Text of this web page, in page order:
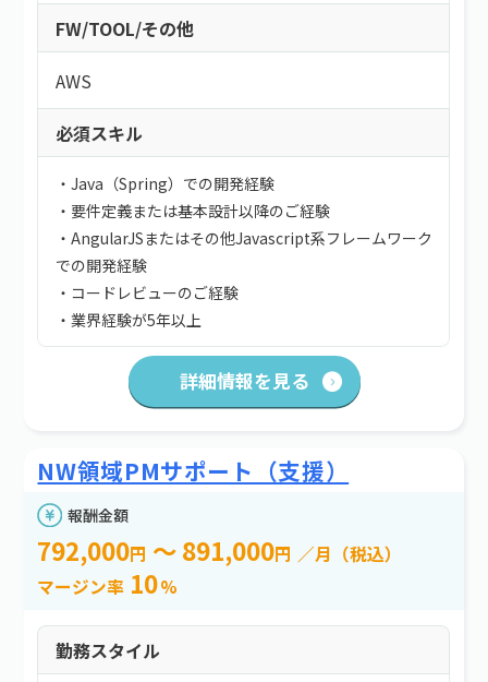
FW/TOOL/その他
AWS
必須スキル
・Java（Spring）での開発経験
・要件定義または基本設計以降のご経験
・AngularJSまたはその他Javascript系フレームワーク
での開発経験
・コードレビューのご経験
・業界経験が5年以上
詳細情報を見る
NW領域PMサポート（支援）
報酬金額
792,000円 ～ 891,000円 ／月（税込）
マージン率 10%
勤務スタイル